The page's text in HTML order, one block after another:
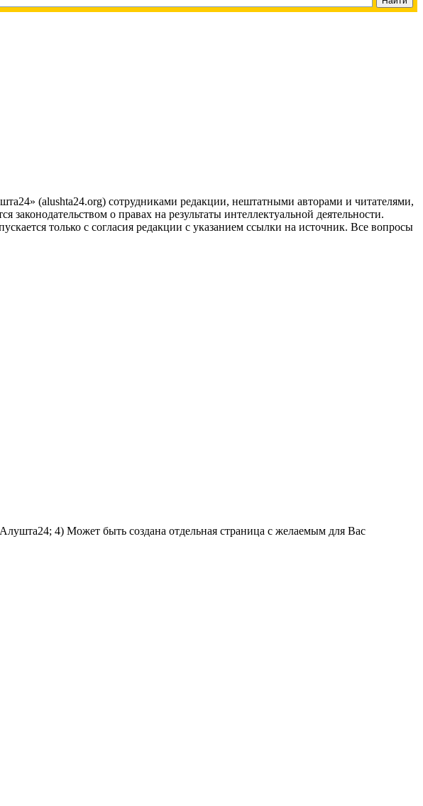
(alushta24.org) сотрудниками редакции, нештатными авторами и читателями,
о правах на результаты интеллектуальной деятельности.
только с согласия редакции с указанием ссылки на источник. Все вопросы
4) Может быть создана отдельная страница с желаемым для Вас